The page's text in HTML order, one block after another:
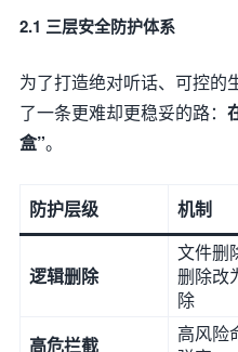
2.1 三层安全防护体系
为了打造绝对听话、可控的
了一条更难却更稳妥的路：
盒”。
防护层级 机制
逻辑删除
文件删
删除改
除
高危拦截
高风险